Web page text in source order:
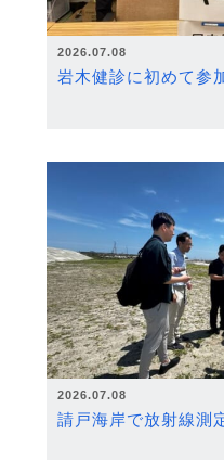
2026.07.08
岩木健診に初めて参
2026.07.08
請戸海岸で放射線測